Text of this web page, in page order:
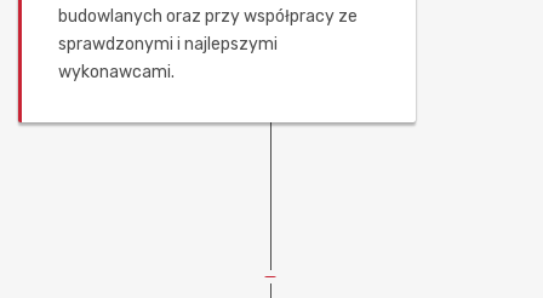
budowlanych oraz przy współpracy ze
sprawdzonymi i najlepszymi
wykonawcami.